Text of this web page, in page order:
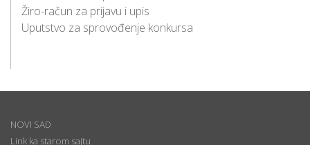
Žiro-račun za prijavu i upis
Uputstvo za sprovođenje konkursa
NOVI SAD
Link ka starom sajtu